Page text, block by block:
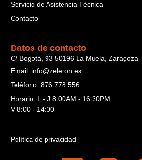
Política de privacidad
Servicio de Asistencia Técnica
Contacto
Datos de contacto
C/ Bogotá, 93 50196 La Muela, Zaragoza
Email: info@zeleron.es
Teléfono: 876 778 556
Horario: L - J 8:00AM - 16:30PM.
V 8:00 - 14:00